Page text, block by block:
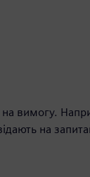
вимогу.
на